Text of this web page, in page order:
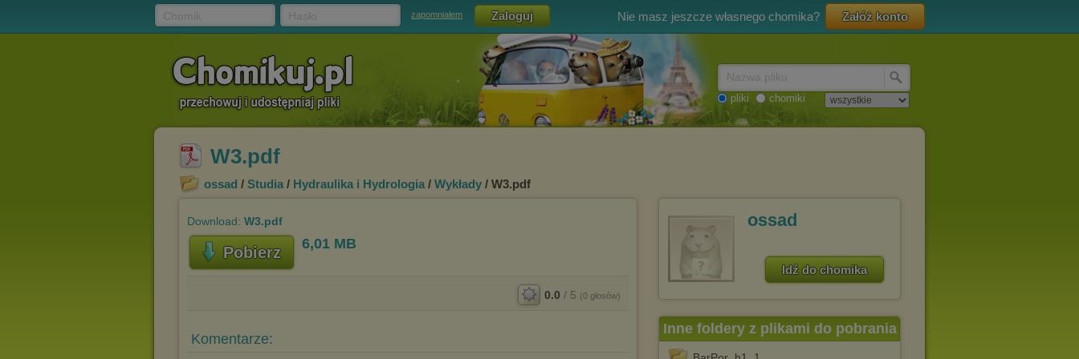
zapomniałem Nie masz jeszcze własnego chomika? Załóż konto
pliki chomiki
W3.pdf
ossad / Studia / Hydraulika i Hydrologia / Wykłady / W3.pdf
Download: W3.pdf
Pobierz 6,01 MB
0.0 / 5 (0 głosów)
Komentarze:
ossad
Idź do chomika
Inne foldery z plikami do pobrania